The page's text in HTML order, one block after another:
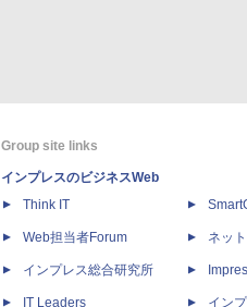
Group site links
インプレスのビジネスWeb
Think IT
Web担当者Forum
インプレス総合研究所
IT Leaders
ネッ
イン